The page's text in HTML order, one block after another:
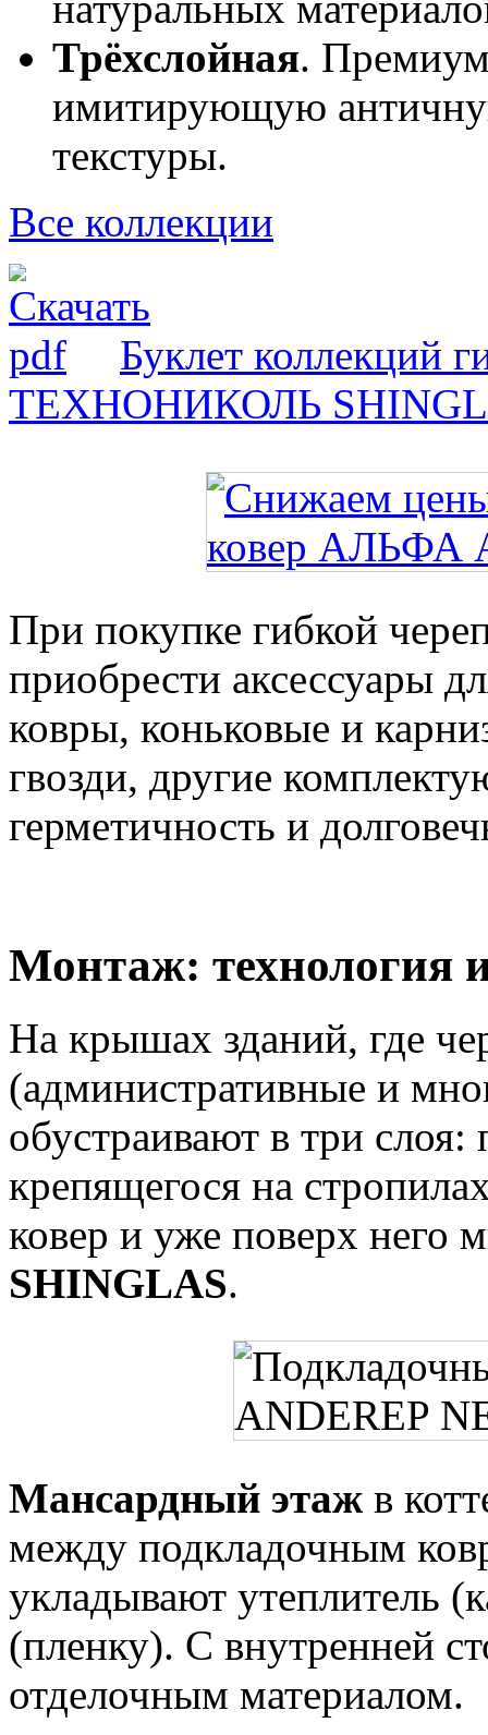
Трёхслойная.
имитирующую
текстуры.
Все коллекции
Буклет коллекций
ТЕХНОНИКОЛЬ
При покупке гибкой
приобрести аксессуары
ковры, коньковые и
гвозди, другие
герметичность и
Монтаж: технология
На крышах зданий, где
(административные и
обустраивают в три слоя:
крепящегося на
ковер и уже поверх него
SHINGLAS.
Мансардный этаж в
между подкладочным
укладывают утеплитель
(пленку). С внутренней
отделочным материалом.